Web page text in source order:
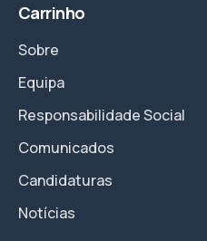
Carrinho
Sobre
Equipa
Responsabilidade Social
Comunicados
Candidaturas
Notícias